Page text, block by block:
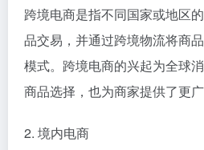
跨境电商是指不同国家或地区
品交易，并通过跨境物流将商
模式。跨境电商的兴起为全球
商品选择，也为商家提供了更广
2. 境内电商